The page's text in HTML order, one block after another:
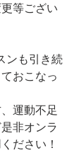
等ござい
ンも引き続
おこなっ
運動不足
非オンラ
ださい！